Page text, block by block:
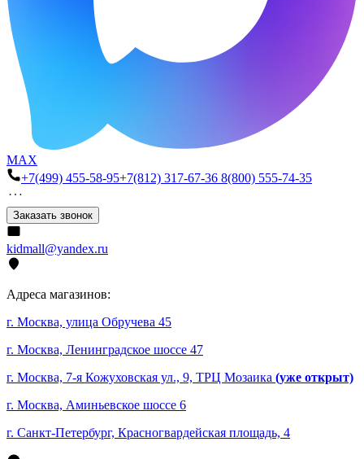
MAX
+7(499) 455-58-95+7(812) 317-67-36 8(800) 555-74-35
Заказать звонок
kidmall@yandex.ru
Адреса магазинов:
г. Москва, улица Обручева 45
г. Москва, Ленинградское шоссе 47
г. Москва, 7-я Кожуховская ул., 9, ТРЦ Мозаика (уже открыт)
г. Москва, Аминьевское шоссе 6
г. Санкт-Петербург, Красногвардейская площадь, 4